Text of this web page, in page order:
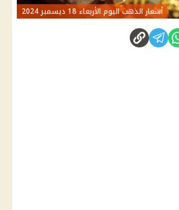
أسعار الذهب اليوم الأربعاء 18 ديسمبر 2024